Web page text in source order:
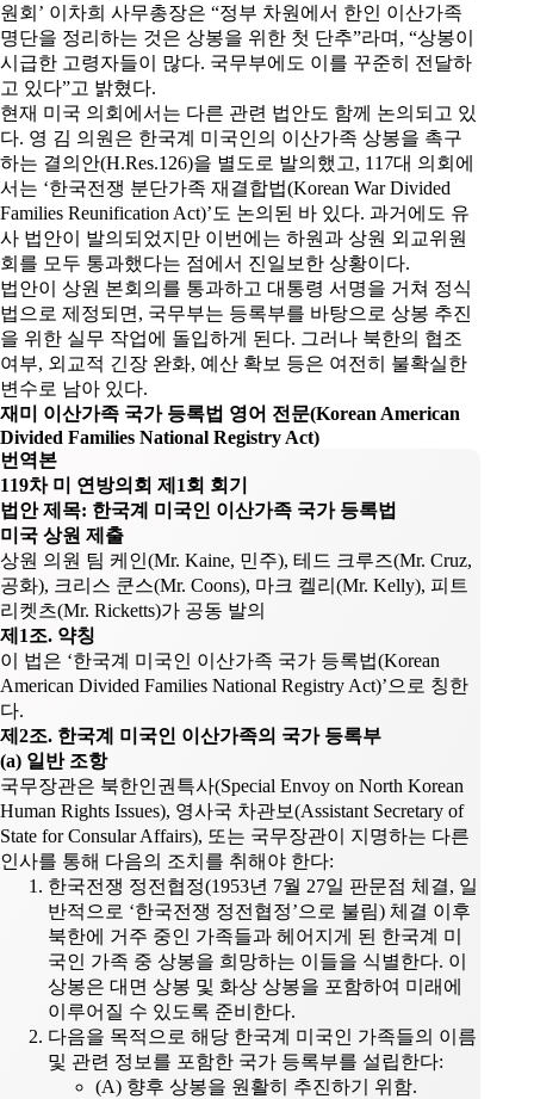
원회’ 이차희 사무총장은 “정부 차원에서 한인 이산가족
명단을 정리하는 것은 상봉을 위한 첫 단추”라며, “상봉이
시급한 고령자들이 많다. 국무부에도 이를 꾸준히 전달하
고 있다”고 밝혔다.
현재 미국 의회에서는 다른 관련 법안도 함께 논의되고 있
다. 영 김 의원은 한국계 미국인의 이산가족 상봉을 촉구
하는 결의안(H.Res.126)을 별도로 발의했고, 117대 의회에
서는 ‘한국전쟁 분단가족 재결합법(Korean War Divided
Families Reunification Act)’도 논의된 바 있다. 과거에도 유
사 법안이 발의되었지만 이번에는 하원과 상원 외교위원
회를 모두 통과했다는 점에서 진일보한 상황이다.
법안이 상원 본회의를 통과하고 대통령 서명을 거쳐 정식
법으로 제정되면, 국무부는 등록부를 바탕으로 상봉 추진
을 위한 실무 작업에 돌입하게 된다. 그러나 북한의 협조
여부, 외교적 긴장 완화, 예산 확보 등은 여전히 불확실한
변수로 남아 있다.
재미 이산가족 국가 등록법 영어 전문(Korean American
Divided Families National Registry Act)
번역본
119차 미 연방의회 제1회 회기
법안 제목: 한국계 미국인 이산가족 국가 등록법
미국 상원 제출
상원 의원 팀 케인(Mr. Kaine, 민주), 테드 크루즈(Mr. Cruz,
공화), 크리스 쿤스(Mr. Coons), 마크 켈리(Mr. Kelly), 피트
리켓츠(Mr. Ricketts)가 공동 발의
제1조. 약칭
이 법은 ‘한국계 미국인 이산가족 국가 등록법(Korean
American Divided Families National Registry Act)’으로 칭한
다.
제2조. 한국계 미국인 이산가족의 국가 등록부
(a) 일반 조항
국무장관은 북한인권특사(Special Envoy on North Korean
Human Rights Issues), 영사국 차관보(Assistant Secretary of
State for Consular Affairs), 또는 국무장관이 지명하는 다른
인사를 통해 다음의 조치를 취해야 한다:
한국전쟁 정전협정(1953년 7월 27일 판문점 체결, 일
반적으로 ‘한국전쟁 정전협정’으로 불림) 체결 이후
북한에 거주 중인 가족들과 헤어지게 된 한국계 미
국인 가족 중 상봉을 희망하는 이들을 식별한다. 이
상봉은 대면 상봉 및 화상 상봉을 포함하여 미래에
이루어질 수 있도록 준비한다.
다음을 목적으로 해당 한국계 미국인 가족들의 이름
및 관련 정보를 포함한 국가 등록부를 설립한다:
(A) 향후 상봉을 원활히 추진하기 위함.